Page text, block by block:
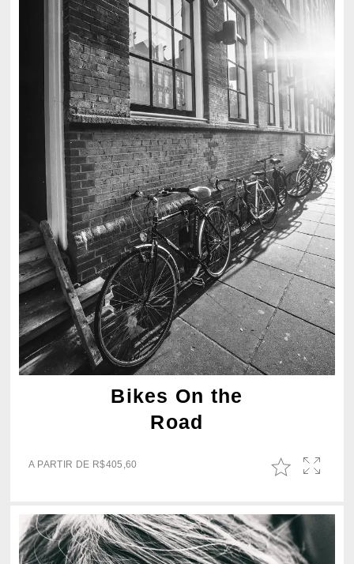
Bikes On the
Road
A PARTIR DE R$405,60